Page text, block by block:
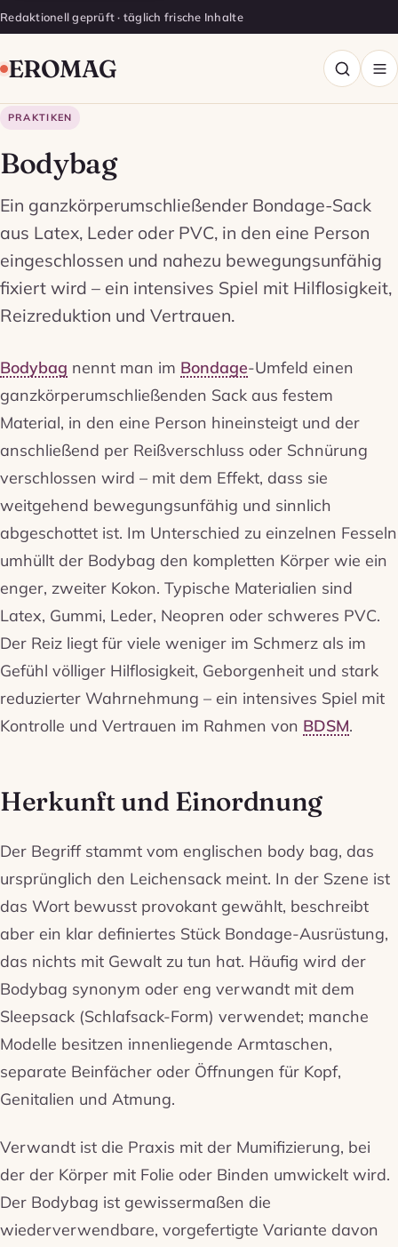
Redaktionell geprüft · täglich frische Inhalte
EROMAG
PRAKTIKEN
Bodybag
Ein ganzkörperumschließender Bondage-Sack
aus Latex, Leder oder PVC, in den eine Person
eingeschlossen und nahezu bewegungsunfähig
fixiert wird – ein intensives Spiel mit Hilflosigkeit,
Reizreduktion und Vertrauen.
Bodybag nennt man im Bondage-Umfeld einen
ganzkörperumschließenden Sack aus festem
Material, in den eine Person hineinsteigt und der
anschließend per Reißverschluss oder Schnürung
verschlossen wird – mit dem Effekt, dass sie
weitgehend bewegungsunfähig und sinnlich
abgeschottet ist. Im Unterschied zu einzelnen Fesseln
umhüllt der Bodybag den kompletten Körper wie ein
enger, zweiter Kokon. Typische Materialien sind
Latex, Gummi, Leder, Neopren oder schweres PVC.
Der Reiz liegt für viele weniger im Schmerz als im
Gefühl völliger Hilflosigkeit, Geborgenheit und stark
reduzierter Wahrnehmung – ein intensives Spiel mit
Kontrolle und Vertrauen im Rahmen von BDSM.
Herkunft und Einordnung
Der Begriff stammt vom englischen body bag, das
ursprünglich den Leichensack meint. In der Szene ist
das Wort bewusst provokant gewählt, beschreibt
aber ein klar definiertes Stück Bondage-Ausrüstung,
das nichts mit Gewalt zu tun hat. Häufig wird der
Bodybag synonym oder eng verwandt mit dem
Sleepsack (Schlafsack-Form) verwendet; manche
Modelle besitzen innenliegende Armtaschen,
separate Beinfächer oder Öffnungen für Kopf,
Genitalien und Atmung.
Verwandt ist die Praxis mit der Mumifizierung, bei
der der Körper mit Folie oder Binden umwickelt wird.
Der Bodybag ist gewissermaßen die
wiederverwendbare, vorgefertigte Variante davon